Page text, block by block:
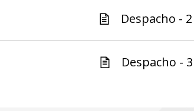
Despacho -
Despacho -